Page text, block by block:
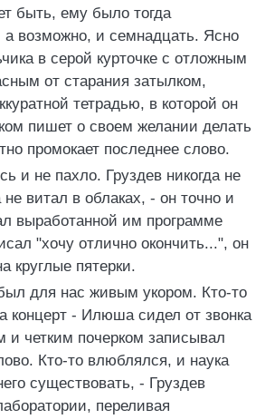
быть, ему было тогда
а возможно, и семнадцать. Ясно
в серой курточке с отложным
от старания затылком,
тетрадью, в которой он
пишет о своем желании делать
промокает последнее слово.
и не пахло. Груздев никогда не
не витал в облаках, - он точно и
выработанной им программе
"хочу отлично окончить...", он
круглые пятерки.
для нас живым укором. Кто-то
концерт - Илюша сидел от звонка
и четким почерком записывал
Кто-то влюблялся, и наука
существовать, - Груздев
переливая